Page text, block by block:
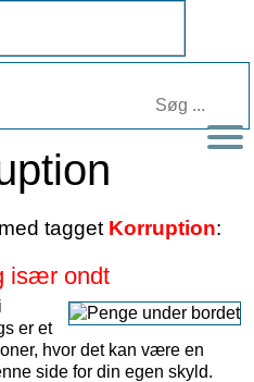
tagget Korruption:
især ondt
er et
hvor det kan være en
side for din egen skyld.